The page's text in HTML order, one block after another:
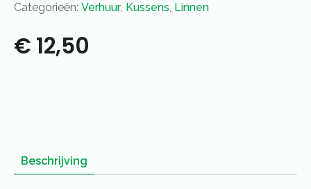
Categorieën: Verhuur, Kussens, Linnen
€ 12,50
Beschrijving